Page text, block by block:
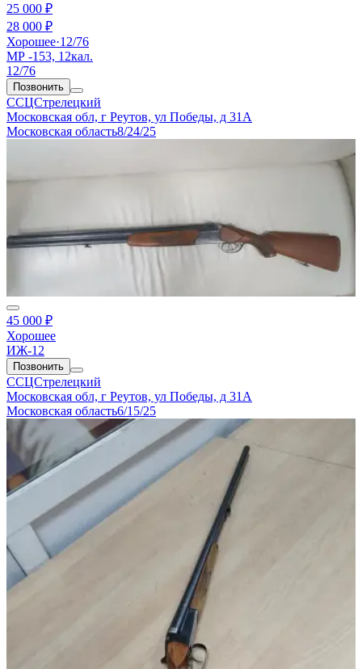
25 000 ₽
28 000 ₽
Хорошее·12/76
МР -153, 12кал.
12/76
Позвонить
ССЦСтрелецкий
Московская обл, г Реутов, ул Победы, д 31А
Московская область8/24/25
45 000 ₽
Хорошее
ИЖ-12
Позвонить
ССЦСтрелецкий
Московская обл, г Реутов, ул Победы, д 31А
Московская область6/15/25